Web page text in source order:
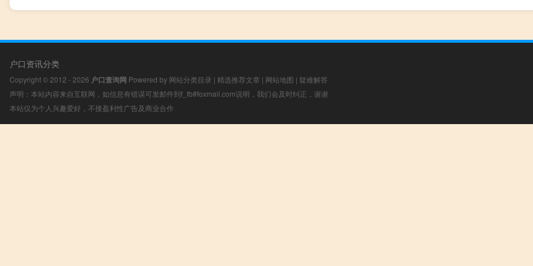
户口资讯分类
Copyright © 2012 - 2026 户口查询网 Powered by 网站分类目录 | 精选推荐文章 | 网站地图 | 疑难解答
声明：本站内容来自互联网，如信息有错误可发邮件到f_fb#foxmail.com说明，我们会及时纠正，谢谢
本站仅为个人兴趣爱好，不接盈利性广告及商业合作